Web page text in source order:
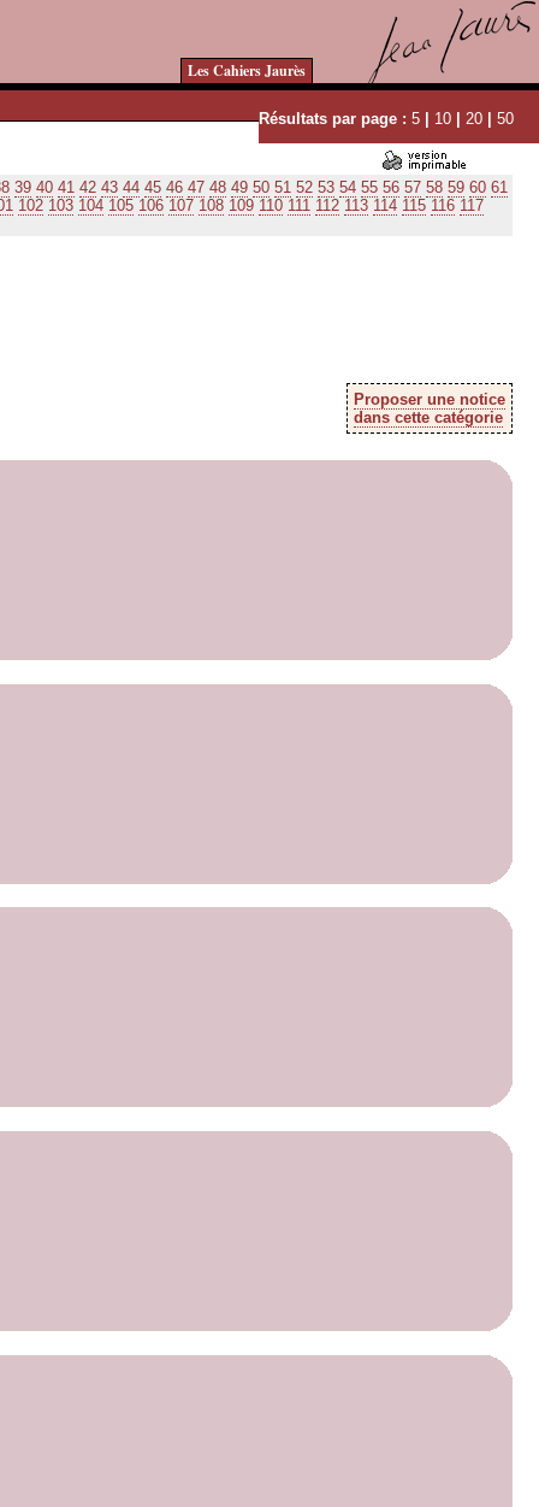
Les Cahiers Jaurès
Résultats par page : 5 | 10 | 20 | 50
39 40 41 42 43 44 45 46 47 48 49 50 51 52 53 54 55 56 57 58 59 60 61
102 103 104 105 106 107 108 109 110 111 112 113 114 115 116 117
Proposer une notice
dans cette catégorie